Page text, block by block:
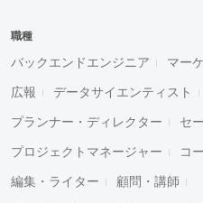
職種
バックエンドエンジニア マー
広報 データサイエンティスト
プランナー・ディレクター セ
プロジェクトマネージャー コ
編集・ライター 顧問・講師